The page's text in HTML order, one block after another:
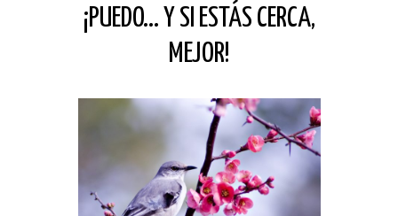
¡PUEDO… Y SI ESTÁS CERCA,
MEJOR!